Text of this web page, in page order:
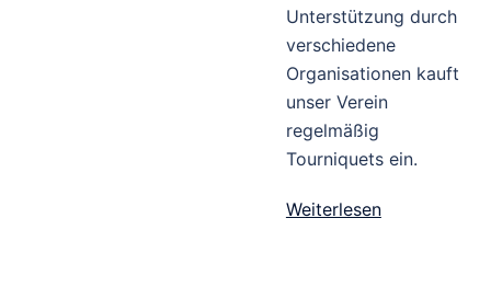
Unterstützung durch
verschiedene
Organisationen kauft
unser Verein
regelmäßig
Tourniquets ein.
Weiterlesen